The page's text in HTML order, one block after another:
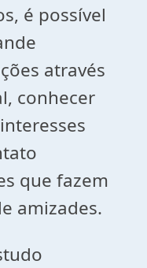
é possível
através
conhecer
que fazem
amizades.